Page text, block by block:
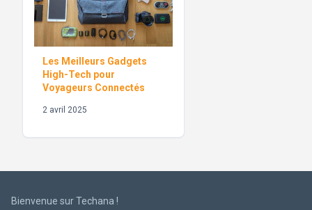
Les Meilleurs Gadgets
High-Tech pour
Voyageurs Connectés
2 avril 2025
Bienvenue sur Techana !